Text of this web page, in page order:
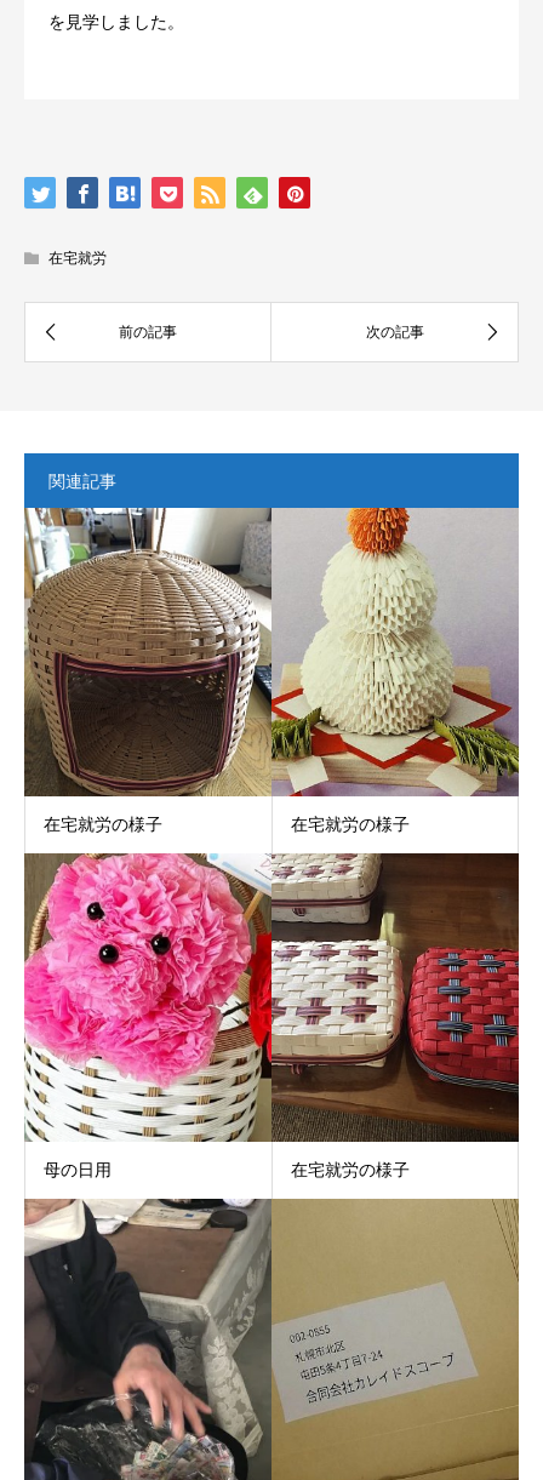
を見学しました。
在宅就労
関連記事
在宅就労の様子 在宅就労の様子
母の日用 在宅就労の様子